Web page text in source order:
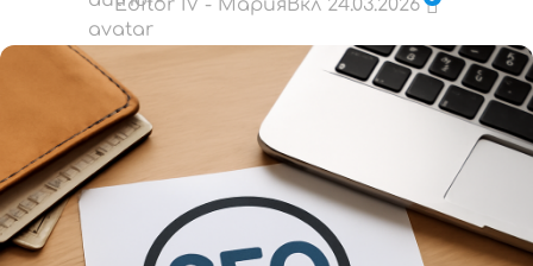
Editor IV - Мария Вкл 24.03.2026